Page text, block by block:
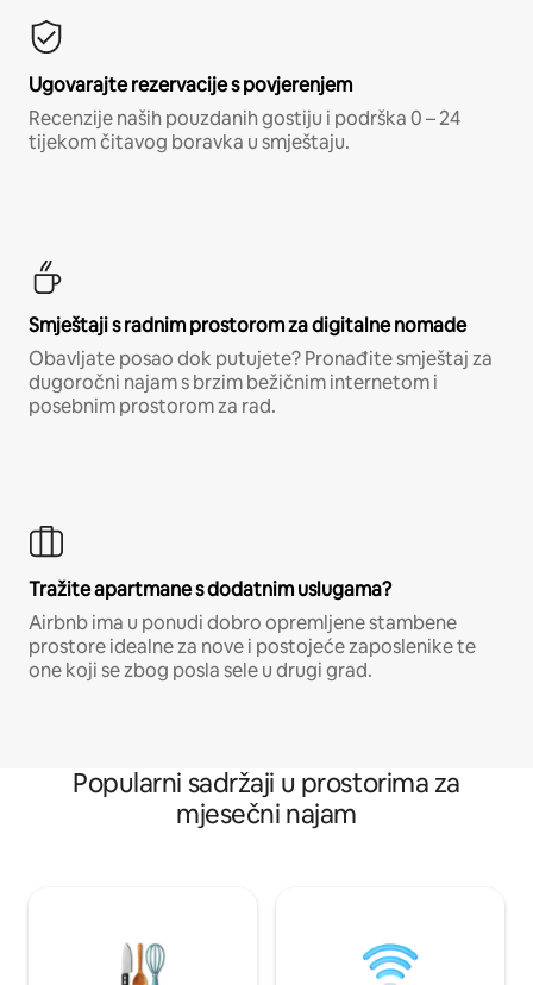
Ugovarajte rezervacije s povjerenjem
Recenzije naših pouzdanih gostiju i podrška 0 – 24
tijekom čitavog boravka u smještaju.
Smještaji s radnim prostorom za digitalne nomade
Obavljate posao dok putujete? Pronađite smještaj za
dugoročni najam s brzim bežičnim internetom i
posebnim prostorom za rad.
Tražite apartmane s dodatnim uslugama?
Airbnb ima u ponudi dobro opremljene stambene
prostore idealne za nove i postojeće zaposlenike te
one koji se zbog posla sele u drugi grad.
Popularni sadržaji u prostorima za
mjesečni najam